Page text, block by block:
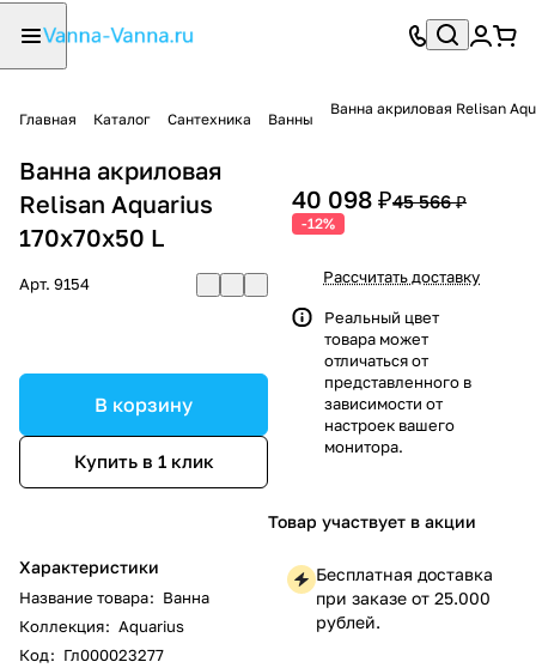
Главная Каталог Сантехника Ванны
Ванна акриловая Relisan
Ванна акриловая
Relisan Aquarius
170х70х50 L
Арт. 9154
В корзину
Купить в 1 клик
Характеристики
Название товара: Ванна
Коллекция: Aquarius
Код: Гл000023277
40 098 ₽45 566 ₽
-12%
Рассчитать доставку
Реальный цвет
товара может
отличаться от
представленного в
зависимости от
настроек вашего
монитора.
Товар участвует в акции
Бесплатная доставка
при заказе от 25.000
рублей.